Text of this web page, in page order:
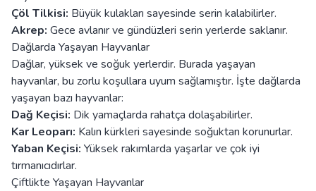
Çöl Tilkisi: Büyük kulakları sayesinde serin kalabilirler.
Akrep: Gece avlanır ve gündüzleri serin yerlerde saklanır.
Dağlarda Yaşayan Hayvanlar
Dağlar, yüksek ve soğuk yerlerdir. Burada yaşayan
hayvanlar, bu zorlu koşullara uyum sağlamıştır. İşte dağlarda
yaşayan bazı hayvanlar:
Dağ Keçisi: Dik yamaçlarda rahatça dolaşabilirler.
Kar Leoparı: Kalın kürkleri sayesinde soğuktan korunurlar.
Yaban Keçisi: Yüksek rakımlarda yaşarlar ve çok iyi
tırmanıcıdırlar.
Çiftlikte Yaşayan Hayvanlar